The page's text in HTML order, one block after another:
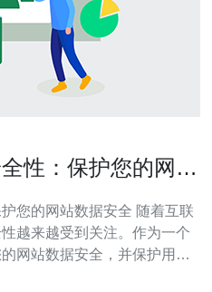
性：保护您的网站
网站数据安全 随着互联
越来越受到关注。作为一个
网站数据安全，并保护用户